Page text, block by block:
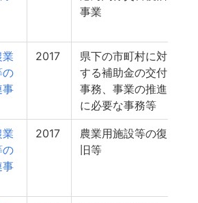
事業
業
の
事
2017
県下の市町村に対
する補助金の交付
事務、事業の推進
に必要な事務等
業
の
事
2017
農業用施設等の復
旧等